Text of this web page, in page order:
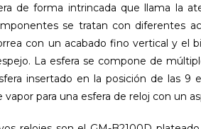
de forma intrincada que llama la
se tratan con diferentes
con un acabado fino vertical y el
La esfera se compone de
insertado en la posición de las
vapor para una esfera de reloj con un